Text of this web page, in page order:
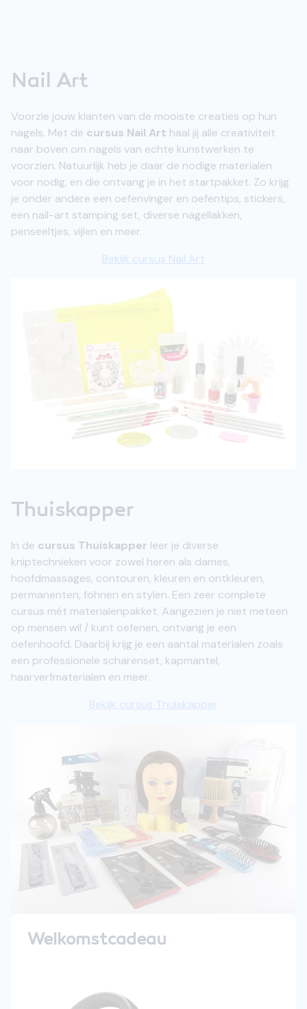
Nail Art
Voorzie jouw klanten van de mooiste creaties op hun
nagels. Met de cursus Nail Art haal jij alle creativiteit
naar boven om nagels van echte kunstwerken te
voorzien. Natuurlijk heb je daar de nodige materialen
voor nodig, en die ontvang je in het startpakket. Zo krijg
je onder andere een oefenvinger en oefentips, stickers,
een nail-art stamping set, diverse nagellakken,
penseeltjes, vijlen en meer.
Bekijk cursus Nail Art
Thuiskapper
In de cursus Thuiskapper leer je diverse
kniptechnieken voor zowel heren als dames,
hoofdmassages, contouren, kleuren en ontkleuren,
permanenten, föhnen en stylen. Een zeer complete
cursus mét materialenpakket. Aangezien je niet meteen
op mensen wil / kunt oefenen, ontvang je een
oefenhoofd. Daarbij krijg je een aantal materialen zoals
een professionele scharenset, kapmantel,
haarverfmaterialen en meer.
Bekijk cursus Thuiskapper
Welkomstcadeau